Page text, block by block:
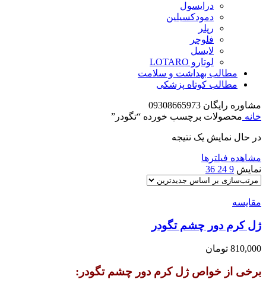
درایسول
دمودکسیلین
رپلر
فلوچر
لایسل
لوتارو LOTARO
مطالب بهداشت و سلامت
مطالب کوتاه پزشکی
مشاوره رایگان 09308665973
خانه محصولات برچسب خورده “تگودر”
در حال نمایش یک نتیجه
مشاهده فیلترها
نمایش 9
24
36
مقایسه
ژل کرم دور چشم تگودر
810,000 تومان
برخی از خواص ژل کرم دور چشم تگودر: